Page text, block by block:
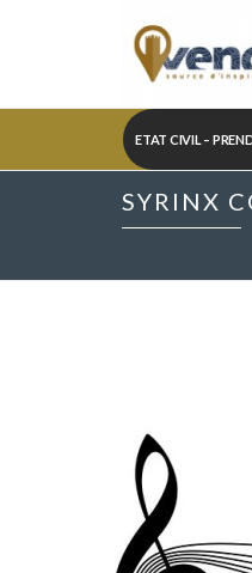
ETAT CIVIL –
SYRINX